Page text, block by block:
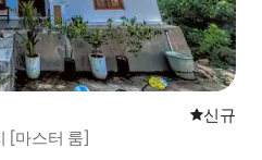
신규 숙소
신규
[마스터 룸]